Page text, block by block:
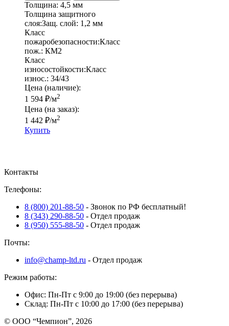
Толщина: 4,5 мм
Толщина защитного
слоя:Защ. слой: 1,2 мм
Класс
пожаробезопасности:Класс
пож.: КМ2
Класс
износостойкости:Класс
износ.: 34/43
Цена (наличие):
1 594 ₽/м2
Цена (на заказ):
1 442 ₽/м2
Купить
Контакты
Телефоны:
8 (800) 201-88-50 - Звонок по РФ бесплатный!
8 (343) 290-88-50 - Отдел продаж
8 (950) 555-88-50 - Отдел продаж
Почты:
info@champ-ltd.ru - Отдел продаж
Режим работы:
Офис: Пн-Пт с 9:00 до 19:00 (без перерыва)
Склад: Пн-Пт с 10:00 до 17:00 (без перерыва)
© ООО “Чемпион”, 2026